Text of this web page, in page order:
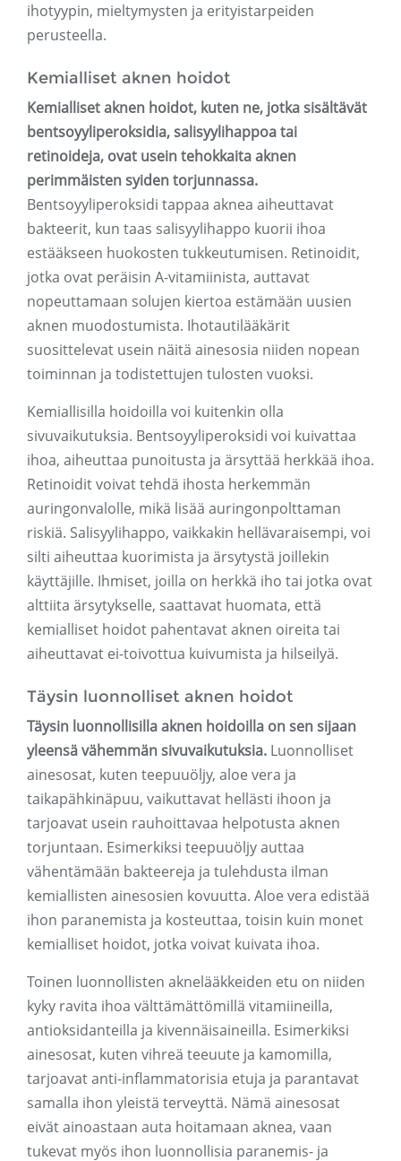
ihotyypin, mieltymysten ja erityistarpeiden
perusteella.
Kemialliset aknen hoidot
Kemialliset aknen hoidot, kuten ne, jotka sisältävät
bentsoyyliperoksidia, salisyylihappoa tai
retinoideja, ovat usein tehokkaita aknen
perimmäisten syiden torjunnassa.
Bentsoyyliperoksidi tappaa aknea aiheuttavat
bakteerit, kun taas salisyylihappo kuorii ihoa
estääkseen huokosten tukkeutumisen. Retinoidit,
jotka ovat peräisin A-vitamiinista, auttavat
nopeuttamaan solujen kiertoa estämään uusien
aknen muodostumista. Ihotautilääkärit
suosittelevat usein näitä ainesosia niiden nopean
toiminnan ja todistettujen tulosten vuoksi.
Kemiallisilla hoidoilla voi kuitenkin olla
sivuvaikutuksia. Bentsoyyliperoksidi voi kuivattaa
ihoa, aiheuttaa punoitusta ja ärsyttää herkkää ihoa.
Retinoidit voivat tehdä ihosta herkemmän
auringonvalolle, mikä lisää auringonpolttaman
riskiä. Salisyylihappo, vaikkakin hellävaraisempi, voi
silti aiheuttaa kuorimista ja ärsytystä joillekin
käyttäjille. Ihmiset, joilla on herkkä iho tai jotka ovat
alttiita ärsytykselle, saattavat huomata, että
kemialliset hoidot pahentavat aknen oireita tai
aiheuttavat ei-toivottua kuivumista ja hilseilyä.
Täysin luonnolliset aknen hoidot
Täysin luonnollisilla aknen hoidoilla on sen sijaan
yleensä vähemmän sivuvaikutuksia. Luonnolliset
ainesosat, kuten teepuuöljy, aloe vera ja
taikapähkinäpuu, vaikuttavat hellästi ihoon ja
tarjoavat usein rauhoittavaa helpotusta aknen
torjuntaan. Esimerkiksi teepuuöljy auttaa
vähentämään bakteereja ja tulehdusta ilman
kemiallisten ainesosien kovuutta. Aloe vera edistää
ihon paranemista ja kosteuttaa, toisin kuin monet
kemialliset hoidot, jotka voivat kuivata ihoa.
Toinen luonnollisten aknelääkkeiden etu on niiden
kyky ravita ihoa välttämättömillä vitamiineilla,
antioksidanteilla ja kivennäisaineilla. Esimerkiksi
ainesosat, kuten vihreä teeuute ja kamomilla,
tarjoavat anti-inflammatorisia etuja ja parantavat
samalla ihon yleistä terveyttä. Nämä ainesosat
eivät ainoastaan ​​auta hoitamaan aknea, vaan
tukevat myös ihon luonnollisia paranemis- ja